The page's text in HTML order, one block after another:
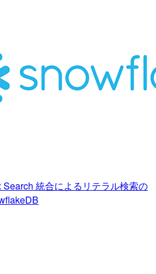
統合によるリテラル検索の